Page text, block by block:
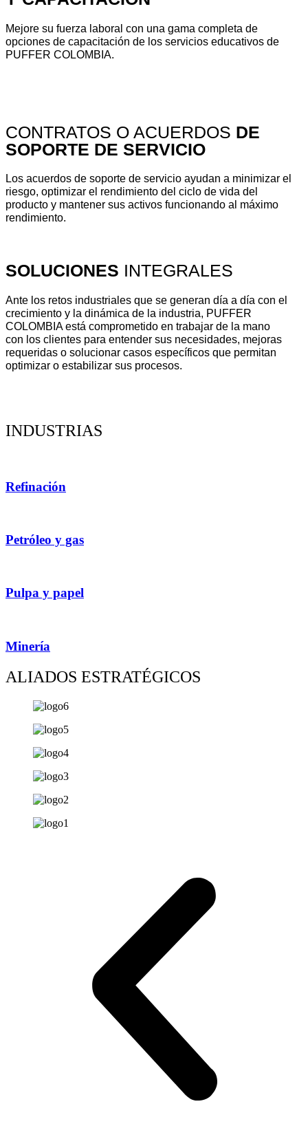
Mejore su fuerza laboral con una gama completa de
opciones de capacitación de los servicios educativos de
PUFFER COLOMBIA.
CONTRATOS O ACUERDOS DE
SOPORTE DE SERVICIO
Los acuerdos de soporte de servicio ayudan a minimizar el
riesgo, optimizar el rendimiento del ciclo de vida del
producto y mantener sus activos funcionando al máximo
rendimiento.
SOLUCIONES INTEGRALES
Ante los retos industriales que se generan día a día con el
crecimiento y la dinámica de la industria, PUFFER
COLOMBIA está comprometido en trabajar de la mano
con los clientes para entender sus necesidades, mejoras
requeridas o solucionar casos específicos que permitan
optimizar o estabilizar sus procesos.
INDUSTRIAS
Refinación
Petróleo y gas
Pulpa y papel
Minería
ALIADOS ESTRATÉGICOS